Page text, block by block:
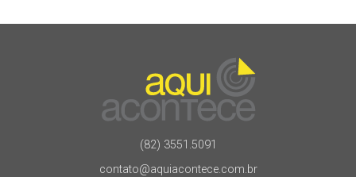
(82) 3551.5091
contato@aquiacontece.com.br